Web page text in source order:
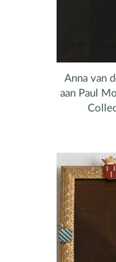
Anna van
aan Paul